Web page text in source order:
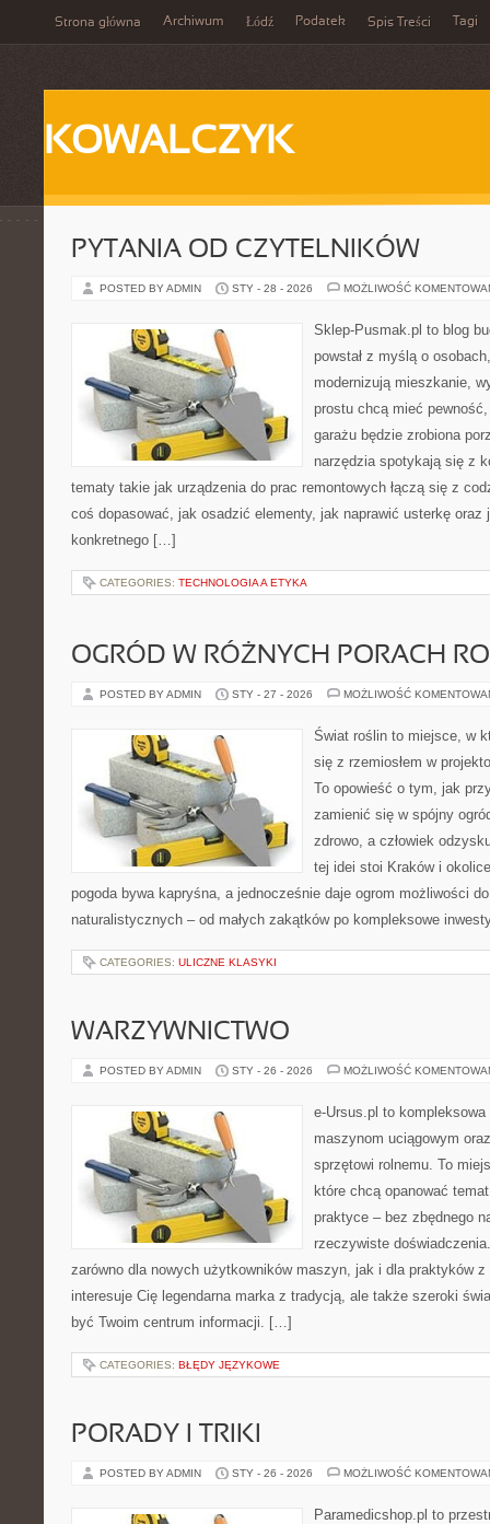
Strona główna Archiwum Łódź Podatek Spis Treści Tagi
KOWALCZYK
PYTANIA OD CZYTELNIKÓW
POSTED BY ADMIN STY - 28 - 2026 MOŻLIWOŚĆ
Sklep-Pusmak.pl to blog
powstał z myślą o
modernizują mieszkanie,
prostu chcą mieć
garażu będzie zrobiona
narzędzia spotykają się z
tematy takie jak urządzenia do prac remontowych łączą się z
coś dopasować, jak osadzić elementy, jak naprawić usterkę oraz
konkretnego […]
CATEGORIES: TECHNOLOGIA A ETYKA
OGRÓD W RÓŻNYCH PORACH
POSTED BY ADMIN STY - 27 - 2026 MOŻLIWOŚĆ
Świat roślin to miejsce, w
się z rzemiosłem w
To opowieść o tym, jak
zamienić się w spójny
zdrowo, a człowiek
tej idei stoi Kraków i
pogoda bywa kapryśna, a jednocześnie daje ogrom możliwości
naturalistycznych – od małych zakątków po kompleksowe
CATEGORIES: ULICZNE KLASYKI
WARZYWNICTWO
POSTED BY ADMIN STY - 26 - 2026 MOŻLIWOŚĆ
e-Ursus.pl to
maszynom uciągowym
sprzętowi rolnemu. To
które chcą opanować
praktyce – bez zbędnego
rzeczywiste
zarówno dla nowych użytkowników maszyn, jak i dla praktyków
interesuje Cię legendarna marka z tradycją, ale także szeroki
być Twoim centrum informacji. […]
CATEGORIES: BŁĘDY JĘZYKOWE
PORADY I TRIKI
POSTED BY ADMIN STY - 26 - 2026 MOŻLIWOŚĆ
Paramedicshop.pl to